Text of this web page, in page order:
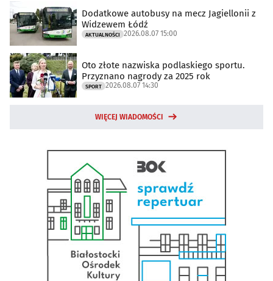
Dodatkowe autobusy na mecz Jagiellonii z
Widzewem Łódź
AKTUALNOŚCI 2026.08.07 15:00
Oto złote nazwiska podlaskiego sportu.
Przyznano nagrody za 2025 rok
SPORT 2026.08.07 14:30
WIĘCEJ WIADOMOŚCI